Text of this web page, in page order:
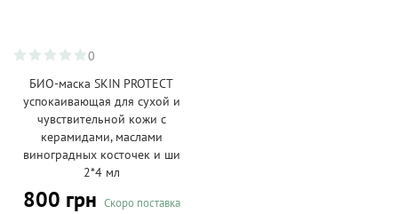
0
БИО-маска SKIN PROTECT
успокаивающая для сухой и
чувствительной кожи с
керамидами, маслами
виноградных косточек и ши
2*4 мл
800 грн Скоро поставка